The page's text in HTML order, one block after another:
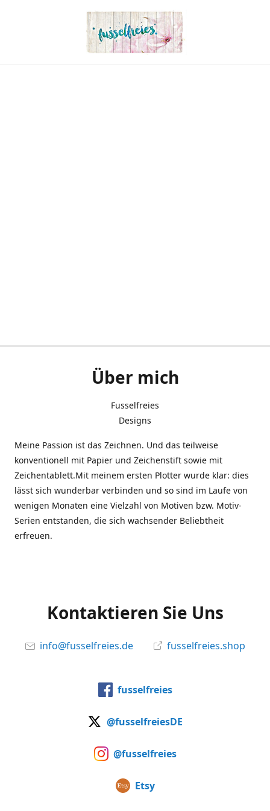
Über mich
Fusselfreies
Designs
Meine Passion ist das Zeichnen. Und das teilweise
konventionell mit Papier und Zeichenstift sowie mit
Zeichentablett.Mit meinem ersten Plotter wurde klar: dies
lässt sich wunderbar verbinden und so sind im Laufe von
wenigen Monaten eine Vielzahl von Motiven bzw. Motiv-
Serien entstanden, die sich wachsender Beliebtheit
erfreuen.
Kontaktieren Sie Uns
info@fusselfreies.de fusselfreies.shop
fusselfreies
@fusselfreiesDE
@fusselfreies
Etsy